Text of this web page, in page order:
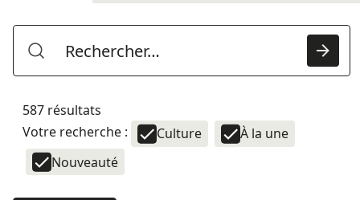
587 résultats
Votre recherche :
Culture
À la une
Nouveauté